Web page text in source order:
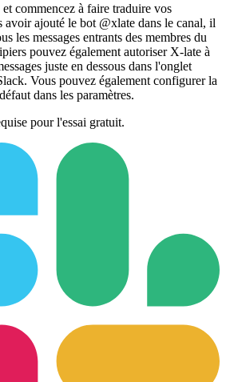
commencez à faire traduire vos
avoir ajouté le bot @xlate dans le canal, il
les messages entrants des membres du
pouvez également autoriser X-late à
juste en dessous dans l'onglet
Vous pouvez également configurer la
dans les paramètres.
pour l'essai gratuit.